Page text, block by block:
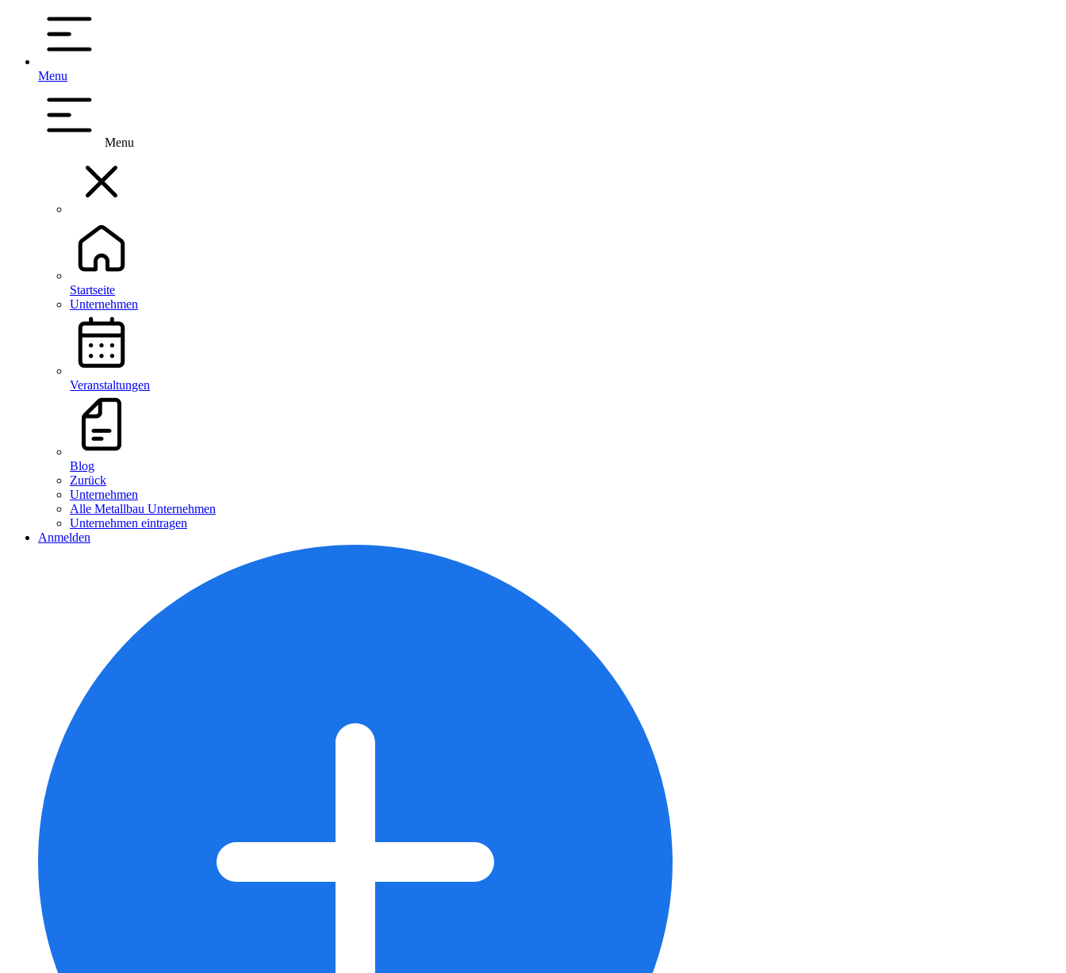
Menu
Menu
Startseite
Unternehmen
Veranstaltungen
Blog
Zurück
Unternehmen
Alle Metallbau Unternehmen
Unternehmen eintragen
Anmelden